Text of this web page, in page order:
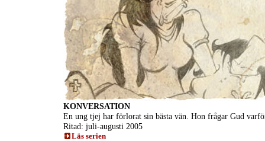
KONVERSATION
En ung tjej har förlorat sin bästa vän. Hon frågar Gud
Ritad: juli-augusti 2005
Läs serien